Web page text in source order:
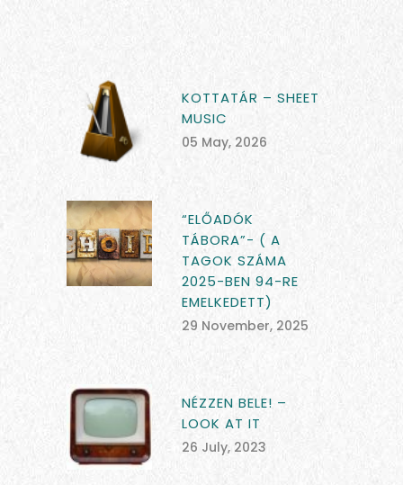
KOTTATÁR – SHEET
MUSIC
05 May, 2026
“ELŐADÓK
TÁBORA”- ( A
TAGOK SZÁMA
2025-BEN 94-RE
EMELKEDETT)
29 November, 2025
NÉZZEN BELE! –
LOOK AT IT
26 July, 2023